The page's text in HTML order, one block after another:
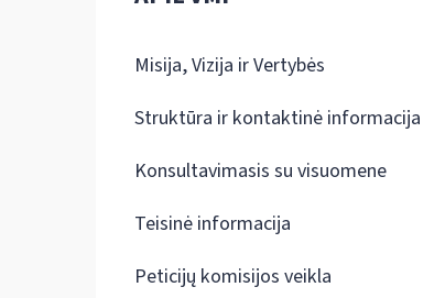
Misija, Vizija ir Vertybės
Struktūra ir kontaktinė informacija
Konsultavimasis su visuomene
Teisinė informacija
Peticijų komisijos veikla